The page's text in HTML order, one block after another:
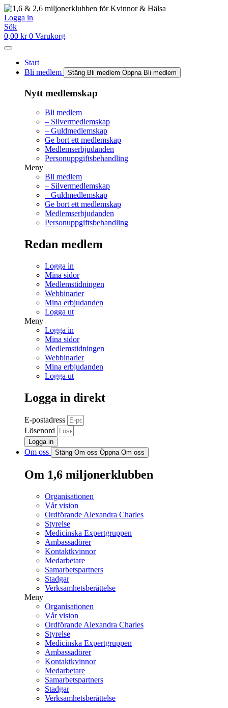
Hoppa
till
innehåll
Logga in
Sök
0,00 kr 0 Varukorg
Start
Bli medlem
Stäng Bli medlem Öppna Bli medlem
Nytt medlemskap
Bli medlem
– Silvermedlemskap
– Guldmedlemskap
Ge bort ett medlemskap
Medlemserbjudanden
Personuppgiftsbehandling
Meny
Bli medlem
– Silvermedlemskap
– Guldmedlemskap
Ge bort ett medlemskap
Medlemserbjudanden
Personuppgiftsbehandling
Redan medlem
Logga in
Mina sidor
Medlemstidningen
Webbinarier
Mina erbjudanden
Logga ut
Meny
Logga in
Mina sidor
Medlemstidningen
Webbinarier
Mina erbjudanden
Logga ut
Logga in direkt
E-postadress
Lösenord
Logga in
Om oss Stäng Om oss Öppna Om oss
Om 1,6 miljonerklubben
Organisationen
Vår vision
Ordförande Alexandra Charles
Styrelse
Medicinska Expertgruppen
Ambassadörer
Kontaktkvinnor
Medarbetare
Samarbetspartners
Stadgar
Verksamhetsberättelse
Meny
Organisationen
Vår vision
Ordförande Alexandra Charles
Styrelse
Medicinska Expertgruppen
Ambassadörer
Kontaktkvinnor
Medarbetare
Samarbetspartners
Stadgar
Verksamhetsberättelse